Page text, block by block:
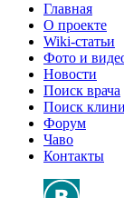
Главная
О проекте
Wiki-статьи
Фото и
Новости
Поиск врача
Поиск
Форум
Чаво
Контакты